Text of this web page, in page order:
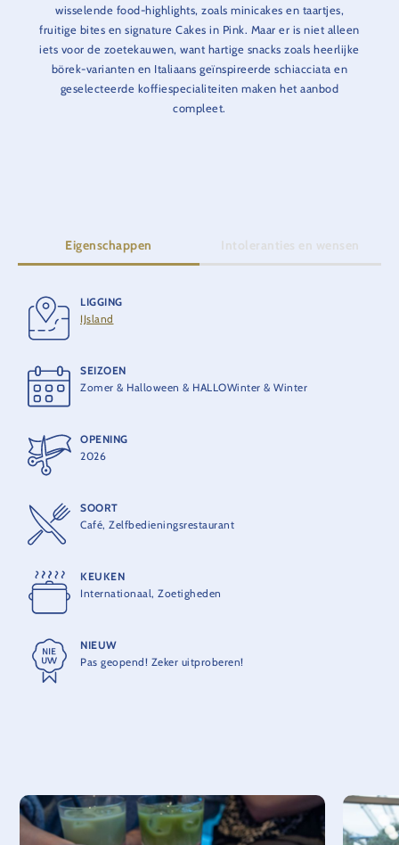
wisselende food-highlights, zoals minicakes en taartjes,
fruitige bites en signature Cakes in Pink. Maar er is niet alleen
iets voor de zoetekauwen, want hartige snacks zoals heerlijke
börek-varianten en Italiaans geïnspireerde schiacciata en
geselecteerde koffiespecialiteiten maken het aanbod
compleet.
Eigenschappen Intoleranties en wensen
LIGGING
IJsland
SEIZOEN
Zomer & Halloween & HALLOWinter & Winter
OPENING
2026
SOORT
Café, Zelfbedieningsrestaurant
KEUKEN
Internationaal, Zoetigheden
NIEUW
Pas geopend! Zeker uitproberen!
Vegetarisch